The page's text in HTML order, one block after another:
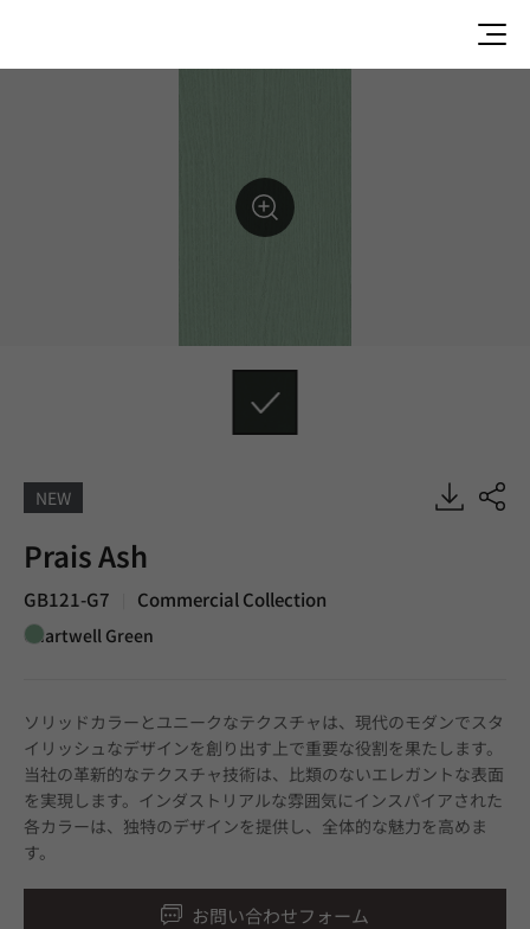
NEW
Prais Ash, Commercial, EXTERIOR
Prais Ash
GB121-G7 Commercial Collection
Chartwell Green
ソリッドカラーとユニークなテクスチャは、現代のモダンでスタ
イリッシュなデザインを創り出す上で重要な役割を果たします。
当社の革新的なテクスチャ技術は、比類のないエレガントな表面
を実現します。インダストリアルな雰囲気にインスパイアされた
各カラーは、独特のデザインを提供し、全体的な魅力を高めま
す。
お問い合わせフォーム